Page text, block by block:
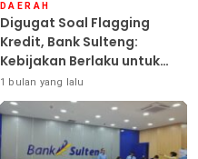
DAERAH
Digugat Soal Flagging
Kredit, Bank Sulteng:
Kebijakan Berlaku untuk
Seluruh Debitur ASN
1 bulan yang lalu